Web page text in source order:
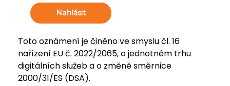
Nahlásit
Toto oznámení je činěno ve smyslu čl. 16
nařízení EU č. 2022/2065, o jednotném trhu
digitálních služeb a o změně směrnice
2000/31/ES (DSA).